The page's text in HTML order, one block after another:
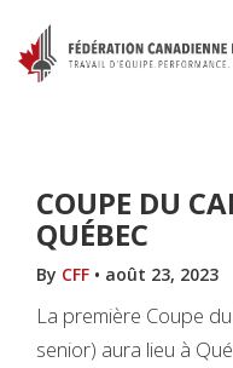
COUPE DU
QUÉBEC
By CFF • août 23, 2023
La première Coupe
senior) aura lieu à